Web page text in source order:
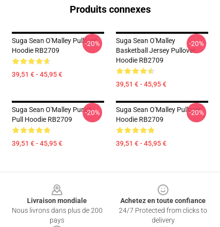
Produits connexes
Suga Sean O'Malley Pullover
Hoodie RB2709
39,51 € - 45,95 €
-20%
Suga Sean O'Malley
Basketball Jersey Pullover
Hoodie RB2709
39,51 € - 45,95 €
-20%
Suga Sean O'Malley Punch
Pull Hoodie RB2709
39,51 € - 45,95 €
-20%
Suga Sean O'Malley Pullover
Hoodie RB2709
39,51 € - 45,95 €
-20%
Livraison mondiale
Nous livrons dans plus de 200
pays
Achetez en toute confiance
24/7 Protected from clicks to
delivery